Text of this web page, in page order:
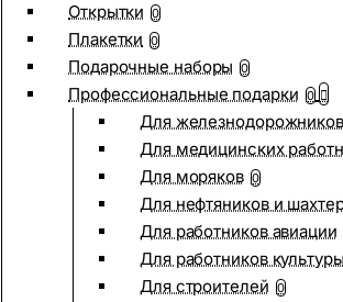
Открытки 0
Плакетки 0
Подарочные наборы 0
Профессиональные подарки 0
Для железнодорожников
Для медицинских
Для моряков 0
Для нефтяников и
Для работников авиации
Для работников
Для строителей 0